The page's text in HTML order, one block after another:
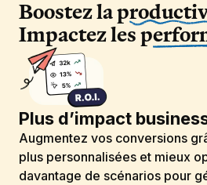
Boostez la p
Impactez les p
Plus d’impact
Augmentez vos conversions
plus personnalisées et mieux
davantage de scénarios pour